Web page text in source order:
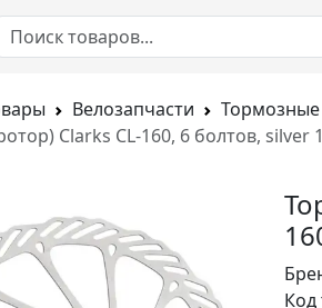
Велозапчасти
Clarks CL-160, 6 болтов, silver
Код